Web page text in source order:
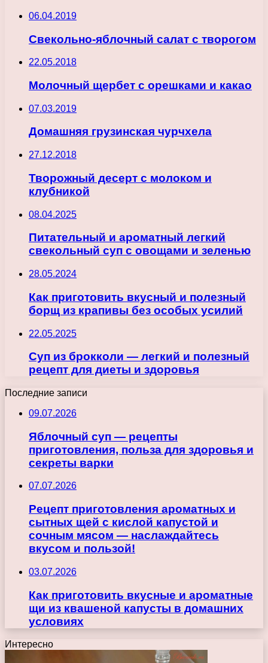
06.04.2019
Свекольно-яблочный салат с творогом
22.05.2018
Молочный щербет с орешками и какао
07.03.2019
Домашняя грузинская чурчхела
27.12.2018
Творожный десерт с молоком и
клубникой
08.04.2025
Питательный и ароматный легкий
свекольный суп с овощами и зеленью
28.05.2024
Как приготовить вкусный и полезный
борщ из крапивы без особых усилий
22.05.2025
Суп из брокколи — легкий и полезный
рецепт для диеты и здоровья
Последние записи
09.07.2026
Яблочный суп — рецепты
приготовления, польза для здоровья и
секреты варки
07.07.2026
Рецепт приготовления ароматных и
сытных щей с кислой капустой и
сочным мясом — наслаждайтесь
вкусом и пользой!
03.07.2026
Как приготовить вкусные и ароматные
щи из квашеной капусты в домашних
условиях
Интересно